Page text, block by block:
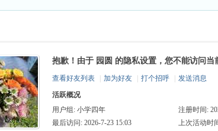
谈婚论嫁
志愿服务 有问必答 站务处理
抱歉！由于 园圆 的隐私设置，您不能访问当
查看好友列表 加为好友 打个招呼
发送消息
活跃概况
用户组: 小学四年
注册时间:
最后访问: 2026-7-23 15:03
上次活动时